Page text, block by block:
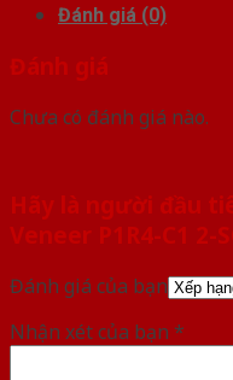
Đánh giá (0)
Đánh giá
Chưa có đánh giá nào.
Hãy là người đầu
Veneer P1R4-C1 2-
Đánh giá của bạn
Nhận xét của bạn *